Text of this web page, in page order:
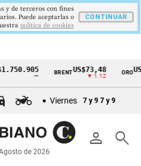
BRENTUS$73,48
▼ 1.12
ORO
Viernes 7 y 9 7 y 9
person search
de 2026
y de terceros con fines
Puede aceptarlas o
politica de cookies
CONTINUAR